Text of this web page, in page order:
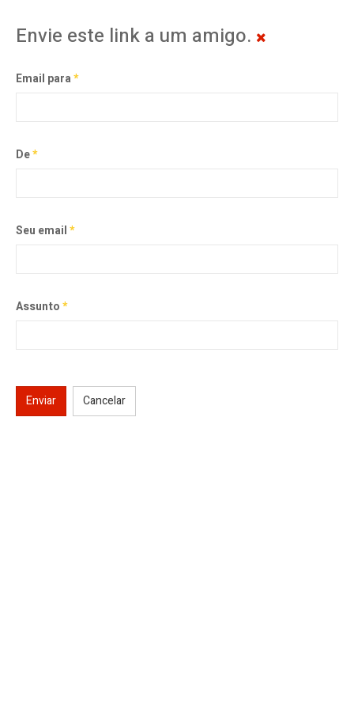
Envie este link a um amigo.
Email para*
De*
Seu email*
Assunto*
Enviar Cancelar